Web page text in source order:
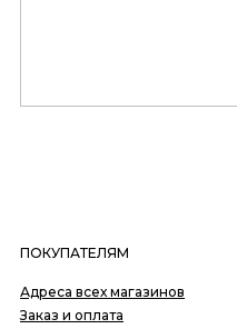
ПОКУПАТЕЛЯМ
Адреса всех магазинов
Заказ и оплата